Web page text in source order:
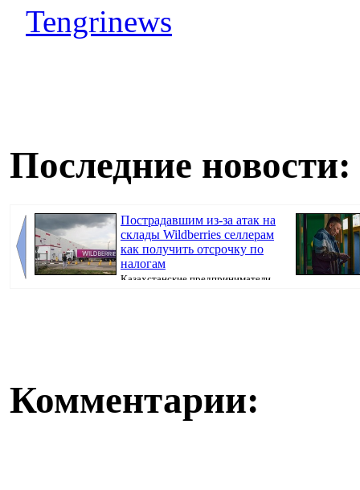
Tengrinews
Последние новости:
Пострадавшим из-за атак на
склады Wildberries селлерам
как получить отсрочку по
налогам
Казахстанские предприниматели,
Комментарии: